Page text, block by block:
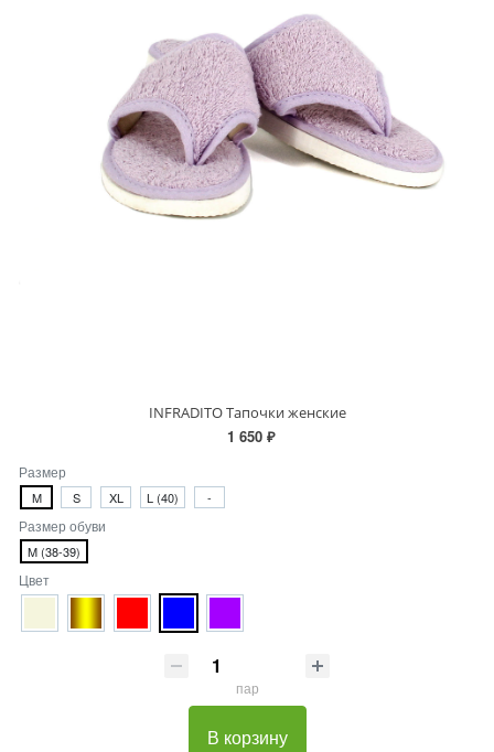
INFRADITO Тапочки женские
1 650 ₽
Размер
M S XL L (40) -
Размер обуви
M (38-39)
Цвет
пар
В корзину